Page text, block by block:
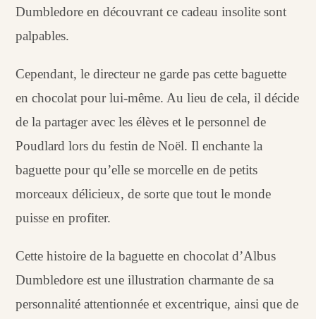
Dumbledore en découvrant ce cadeau insolite sont
palpables.
Cependant, le directeur ne garde pas cette baguette
en chocolat pour lui-même. Au lieu de cela, il décide
de la partager avec les élèves et le personnel de
Poudlard lors du festin de Noël. Il enchante la
baguette pour qu’elle se morcelle en de petits
morceaux délicieux, de sorte que tout le monde
puisse en profiter.
Cette histoire de la baguette en chocolat d’Albus
Dumbledore est une illustration charmante de sa
personnalité attentionnée et excentrique, ainsi que de